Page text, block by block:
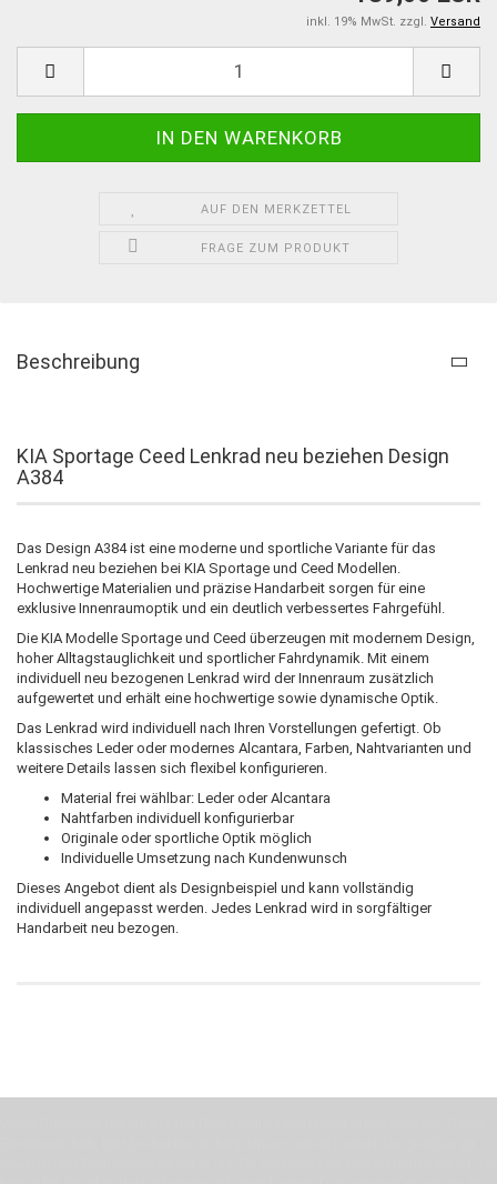
inkl. 19% MwSt. zzgl. Versand
AUF DEN MERKZETTEL
FRAGE ZUM PRODUKT
Beschreibung
KIA Sportage Ceed Lenkrad neu beziehen Design
A384
Das Design A384 ist eine moderne und sportliche Variante für das
Lenkrad neu beziehen bei KIA Sportage und Ceed Modellen.
Hochwertige Materialien und präzise Handarbeit sorgen für eine
exklusive Innenraumoptik und ein deutlich verbessertes Fahrgefühl.
Die KIA Modelle Sportage und Ceed überzeugen mit modernem Design,
hoher Alltagstauglichkeit und sportlicher Fahrdynamik. Mit einem
individuell neu bezogenen Lenkrad wird der Innenraum zusätzlich
aufgewertet und erhält eine hochwertige sowie dynamische Optik.
Das Lenkrad wird individuell nach Ihren Vorstellungen gefertigt. Ob
klassisches Leder oder modernes Alcantara, Farben, Nahtvarianten und
weitere Details lassen sich flexibel konfigurieren.
Material frei wählbar: Leder oder Alcantara
Nahtfarben individuell konfigurierbar
Originale oder sportliche Optik möglich
Individuelle Umsetzung nach Kundenwunsch
Dieses Angebot dient als Designbeispiel und kann vollständig
individuell angepasst werden. Jedes Lenkrad wird in sorgfältiger
Handarbeit neu bezogen.